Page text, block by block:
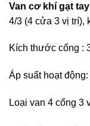
Van cơ khí gạt
4/3 (4 cửa 3 vị trí),
Kích thước cổng :
Áp suất hoạt động:
Loại van 4 cổng 3